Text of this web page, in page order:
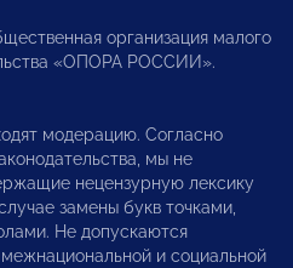
организация малого
«ОПОРА РОССИИ».
модерацию. Согласно
мы не
нецензурную лексику
замены букв точками,
Не допускаются
и социальной